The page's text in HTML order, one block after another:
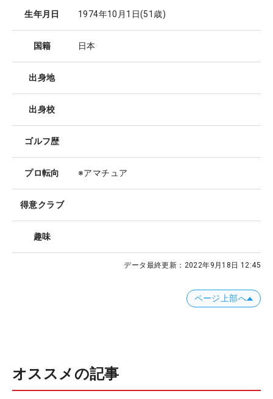
生年月日 1974年10月1日(51歳)
国籍 日本
出身地
出身校
ゴルフ歴
プロ転向 ※アマチュア
得意クラブ
趣味
データ最終更新： 2022年9月18日 12:45
ページ上部へ
オススメの記事